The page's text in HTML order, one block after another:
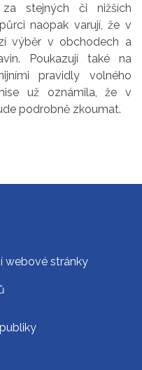
stejných či nižších
naopak varují, že v
výběr v obchodech a
Poukazují také na
pravidly volného
už oznámila, že v
podrobně zkoumat.
webové stránky